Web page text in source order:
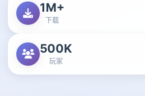
1M+
下载
500K
玩家